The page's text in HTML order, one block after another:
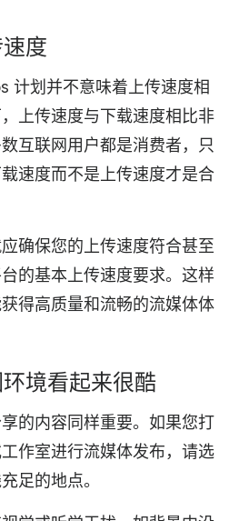
度
计划并不意味着上传速度相
上传速度与下载速度相比非
互联网用户都是消费者，只
速度而不是上传速度才是合
确保您的上传速度符合甚至
的基本上传速度要求。这样
得高质量和流畅的流媒体体
境看起来很酷
的内容同样重要。如果您打
作室进行流媒体发布，请选
足的地点。